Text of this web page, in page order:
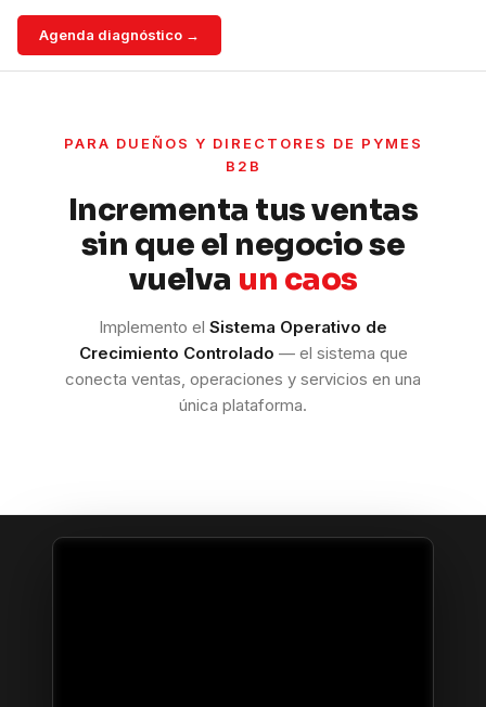
Agenda diagnóstico →
PARA DUEÑOS Y DIRECTORES DE PYMES
B2B
Incrementa tus ventas
sin que el negocio se
vuelva un caos
Implemento el Sistema Operativo de
Crecimiento Controlado — el sistema que
conecta ventas, operaciones y servicios en una
única plataforma.